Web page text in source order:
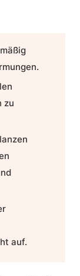
zu
auf.